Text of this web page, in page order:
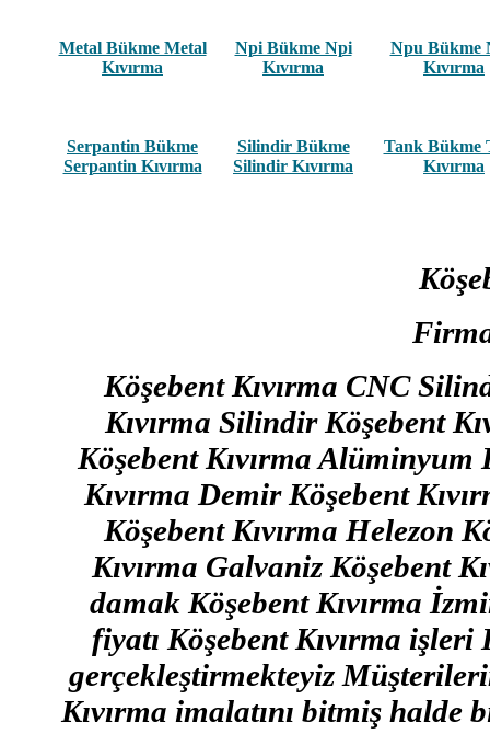
Metal Bükme Metal
Kıvırma
Npi Bükme Npi
Kıvırma
Npu Bükme
Kıvırma
Serpantin Bükme
Serpantin Kıvırma
Silindir Bükme
Silindir Kıvırma
Tank Bükme
Kıvırma
Köşebent Kıvırma CNC
Kıvırma Silindir Köşebent
Köşebent Kıvırma Alüminyum
Kıvırma Demir Köşebent
Köşebent Kıvırma Helezon
Kıvırma Galvaniz Köşebent
damak Köşebent Kıvırma
fiyatı Köşebent Kıvırma
gerçekleştirmekteyiz
Kıvırma imalatını bitmiş halde